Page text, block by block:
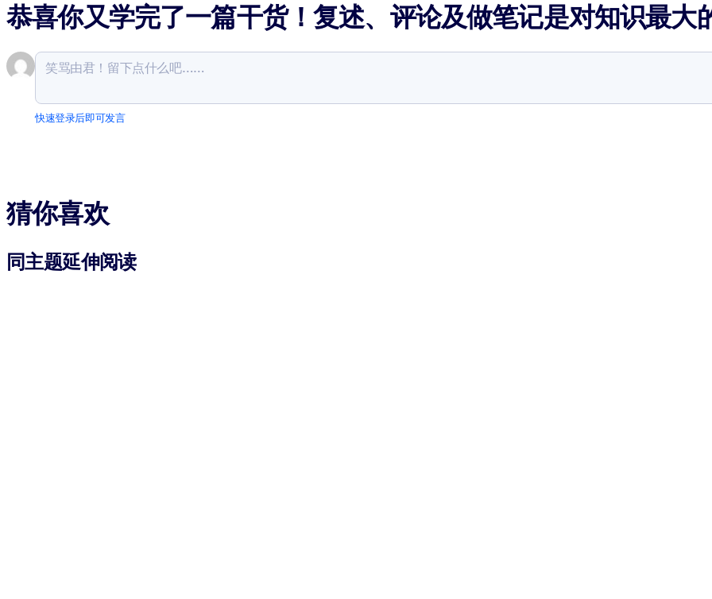
恭喜你又学完了一篇干货！复述、评论及做笔记是对知识最大
快速登录后即可发言
猜你喜欢
同主题延伸阅读